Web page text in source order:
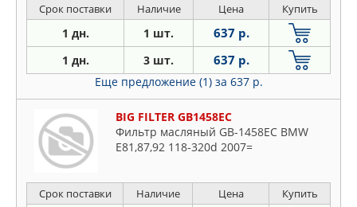
Срок поставки Наличие Цена Купить
1 дн. 1 шт. 637 р.
1 дн. 3 шт. 637 р.
Еще предложение (1) за 637 р.
BIG FILTER GB1458EC
Фильтр масляный GB-1458EC BMW
E81,87,92 118-320d 2007=
Срок поставки Наличие Цена Купить